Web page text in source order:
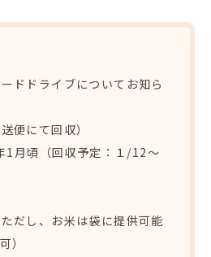
ドドライブについてお知ら
便にて回収）
1月頃（回収予定：１/12～
だし、お米は袋に提供可能
）